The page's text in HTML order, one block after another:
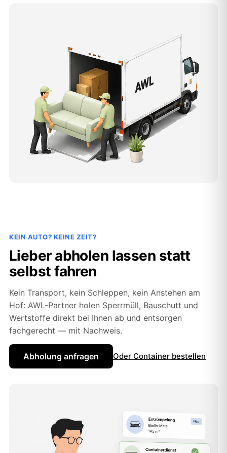
KEIN AUTO? KEINE ZEIT?
Lieber abholen lassen statt
selbst fahren
Kein Transport, kein Schleppen, kein Anstehen am
Hof: AWL-Partner holen Sperrmüll, Bauschutt und
Wertstoffe direkt bei Ihnen ab und entsorgen
fachgerecht — mit Nachweis.
Abholung anfragen Oder Container bestellen